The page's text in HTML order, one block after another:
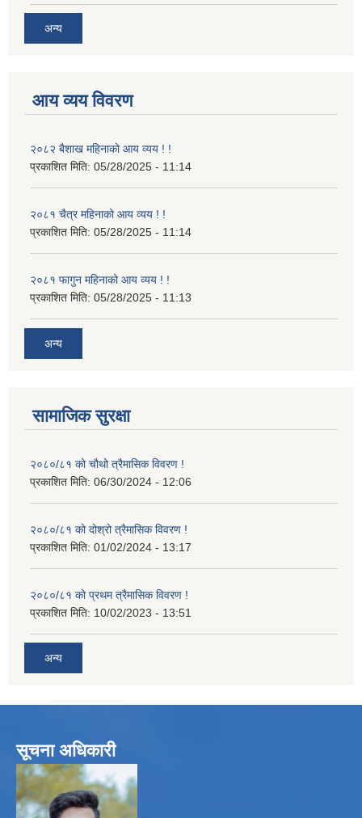
अन्य
आय व्यय विवरण
२०८२ बैशाख महिनाको आय व्यय ! !
प्रकाशित मिति: 05/28/2025 - 11:14
२०८१ चैत्र महिनाको आय व्यय ! !
प्रकाशित मिति: 05/28/2025 - 11:14
२०८१ फागुन महिनाको आय व्यय ! !
प्रकाशित मिति: 05/28/2025 - 11:13
अन्य
सामाजिक सुरक्षा
२०८०/८१ को चौथो त्रैमासिक विवरण !
प्रकाशित मिति: 06/30/2024 - 12:06
२०८०/८१ को दोश्रो त्रैमासिक विवरण !
प्रकाशित मिति: 01/02/2024 - 13:17
२०८०/८१ को प्रथम त्रैमासिक विवरण !
प्रकाशित मिति: 10/02/2023 - 13:51
अन्य
सूचना अधिकारी